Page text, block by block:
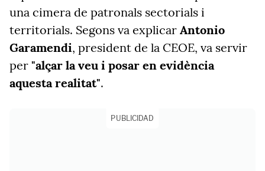
una cimera de patronals sectorials i
territorials. Segons va explicar Antonio
Garamendi, president de la CEOE, va servir
per "alçar la veu i posar en evidència
aquesta realitat".
PUBLICIDAD